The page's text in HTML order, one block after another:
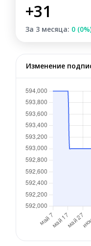
+31
За 3 месяца: 0
Изменение